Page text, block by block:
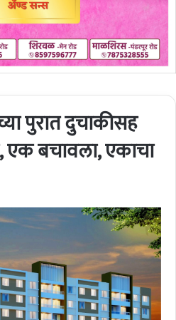
पुरात दुचाकीसह
बचावला, एकाचा